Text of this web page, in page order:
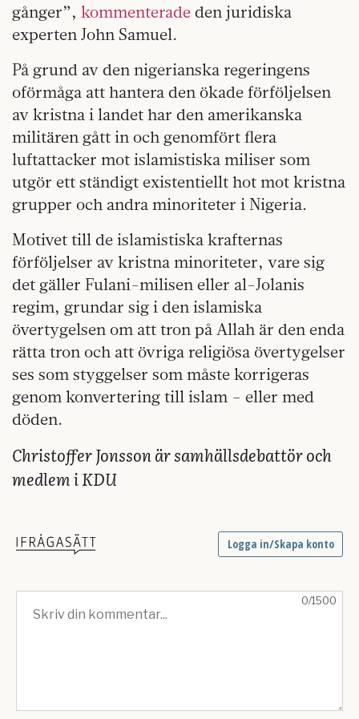
gånger”, kommenterade den juridiska
experten John Samuel.
På grund av den nigerianska regeringens
oförmåga att hantera den ökade förföljelsen
av kristna i landet har den amerikanska
militären gått in och genomfört flera
luftattacker mot islamistiska miliser som
utgör ett ständigt existentiellt hot mot kristna
grupper och andra minoriteter i Nigeria.
Motivet till de islamistiska krafternas
förföljelser av kristna minoriteter, vare sig
det gäller Fulani-milisen eller al-Jolanis
regim, grundar sig i den islamiska
övertygelsen om att tron på Allah är den enda
rätta tron och att övriga religiösa övertygelser
ses som styggelser som måste korrigeras
genom konvertering till islam – eller med
döden.
Christoffer Jonsson är samhällsdebattör och
medlem i KDU